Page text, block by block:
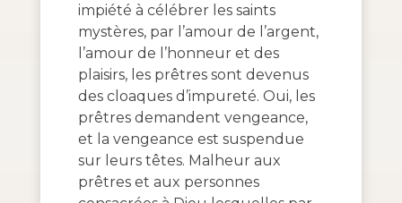
impiété à célébrer les saints
mystères, par l’amour de l’argent,
l’amour de l’honneur et des
plaisirs, les prêtres sont devenus
des cloaques d’impureté. Oui, les
prêtres demandent vengeance,
et la vengeance est suspendue
sur leurs têtes. Malheur aux
prêtres et aux personnes